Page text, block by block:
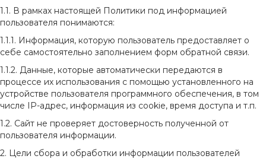
1.1. В рамках настоящей Политики под информацией
пользователя понимаются:
1.1.1. Информация, которую пользователь предоставляет о
себе самостоятельно заполнением форм обратной связи.
1.1.2. Данные, которые автоматически передаются в
процессе их использования с помощью установленного на
устройстве пользователя программного обеспечения, в том
числе IP-адрес, информация из cookie, время доступа и т.п.
1.2. Сайт не проверяет достоверность полученной от
пользователя информации.
2. Цели сбора и обработки информации пользователей